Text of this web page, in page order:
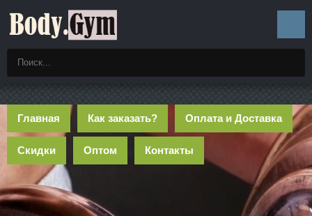
Главная Как заказать? Оплата и Доставка
Скидки Оптом Контакты